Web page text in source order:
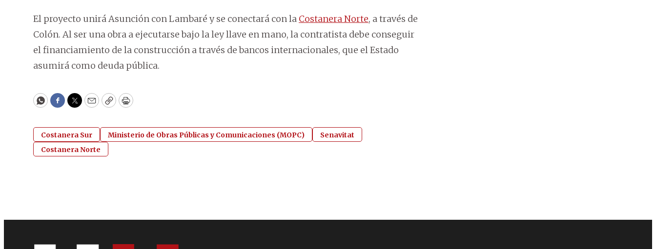
El proyecto unirá Asunción con Lambaré y se conectará con la Costanera Norte, a través de
Colón. Al ser una obra a ejecutarse bajo la ley llave en mano, la contratista debe conseguir
el financiamiento de la construcción a través de bancos internacionales, que el Estado
asumirá como deuda pública.
WhatsApp
Facebook
Twitter
EmailCopyPrint
Costanera Sur Ministerio de Obras Públicas y Comunicaciones (MOPC)
Senavitat
Costanera Norte